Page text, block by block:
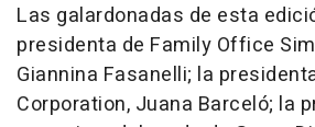
Las galardonadas de esta
presidenta de Family Office
Giannina Fasanelli; la
Corporation, Juana Barceló; la